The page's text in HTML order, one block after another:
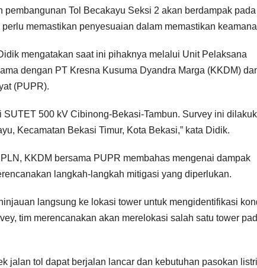
Tol Becakayu Seksi 2 akan berdampak pada
memastikan penyesuaian dalam memastikan
mengatakan saat ini pihaknya melalui Unit Pelaksana
dengan PT Kresna Kusuma Dyandra Marga (KKDM)
(PUPR).
500 kV Cibinong-Bekasi-Tambun. Survey ini
Kecamatan Bekasi Timur, Kota Bekasi,” kata Didik.
KKDM bersama PUPR membahas mengenai dampak
langkah-langkah mitigasi yang diperlukan.
langsung ke lokasi tower untuk mengidentifikasi
tim merencanakan akan merelokasi salah satu tower
jalan tol dapat berjalan lancar dan kebutuhan pasokan